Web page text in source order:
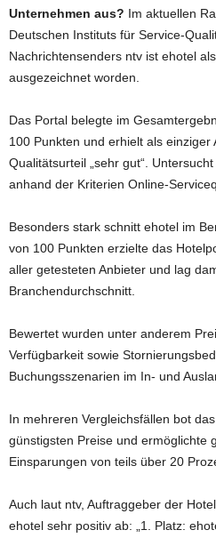
Unternehmen aus? Im aktuellen
Deutschen Instituts für Service-
Nachrichtensenders ntv ist ehotel
ausgezeichnet worden.
Das Portal belegte im
100 Punkten und erhielt als einziger
Qualitätsurteil „sehr gut“.
anhand der Kriterien Online-
Besonders stark schnitt ehotel im
von 100 Punkten erzielte das
aller getesteten Anbieter und lag
Branchendurchschnitt.
Bewertet wurden unter anderem
Verfügbarkeit sowie
Buchungsszenarien im In- und
In mehreren Vergleichsfällen bot
günstigsten Preise und ermöglichte
Einsparungen von teils über 20
Auch laut ntv, Auftraggeber der
ehotel sehr positiv ab: „1. Platz: